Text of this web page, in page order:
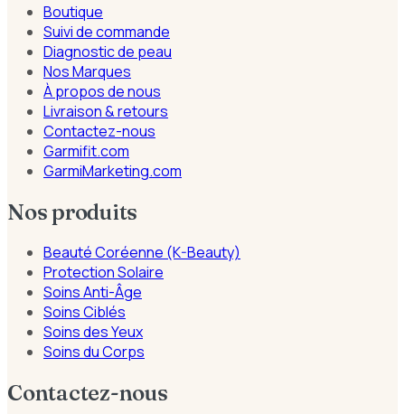
Boutique
Suivi de commande
Diagnostic de peau
Nos Marques
À propos de nous
Livraison & retours
Contactez-nous
Garmifit.com
GarmiMarketing.com
Nos produits
Beauté Coréenne (K-Beauty)
Protection Solaire
Soins Anti-Âge
Soins Ciblés
Soins des Yeux
Soins du Corps
Contactez-nous